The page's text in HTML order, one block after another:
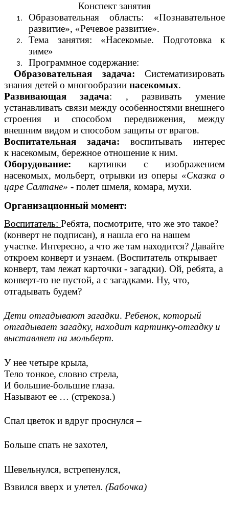
Конспект занятия
Образовательная область: «Познавательное
развитие», «Речевое развитие».
Тема занятия: «Насекомые. Подготовка к
зиме»
Программное содержание:
Образовательная задача: Систематизировать
знания детей о многообразии насекомых.
Развивающая задача: , развивать умение
устанавливать связи между особенностями внешнего
строения и способом передвижения, между
внешним видом и способом защиты от врагов.
Воспитательная задача: воспитывать интерес
к насекомым, бережное отношение к ним.
Оборудование: картинки с изображением
насекомых, мольберт, отрывки из оперы «Сказка о
царе Салтане» - полет шмеля, комара, мухи.
Организационный момент:
Воспитатель: Ребята, посмотрите, что же это такое?
(конверт не подписан), я нашла его на нашем
участке. Интересно, а что же там находится? Давайте
откроем конверт и узнаем. (Воспитатель открывает
конверт, там лежат карточки - загадки). Ой, ребята, а
конверт-то не пустой, а с загадками. Ну, что,
отгадывать будем?
Дети отгадывают загадки. Ребенок, который
отгадывает загадку, находит картинку-отгадку и
выставляет на мольберт.
У нее четыре крыла,
Тело тонкое, словно стрела,
И большие-большие глаза.
Называют ее … (стрекоза.)
Спал цветок и вдруг проснулся –
Больше спать не захотел,
Шевельнулся, встрепенулся,
Взвился вверх и улетел. (Бабочка)